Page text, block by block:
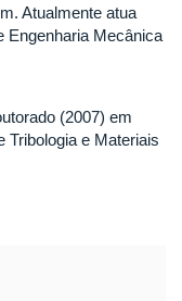
Atualmente atua
Engenharia Mecânica
(2007) em
Tribologia e Materiais